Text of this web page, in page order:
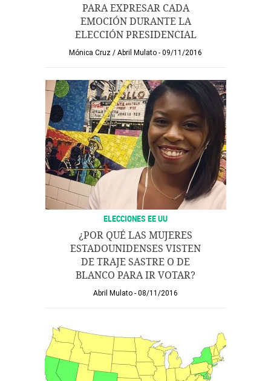
PARA EXPRESAR CADA
EMOCIÓN DURANTE LA
ELECCIÓN PRESIDENCIAL
Mónica Cruz / Abril Mulato 09/11/2016
ELECCIONES EE UU
¿POR QUÉ LAS MUJERES
ESTADOUNIDENSES VISTEN
DE TRAJE SASTRE O DE
BLANCO PARA IR VOTAR?
Abril Mulato 08/11/2016